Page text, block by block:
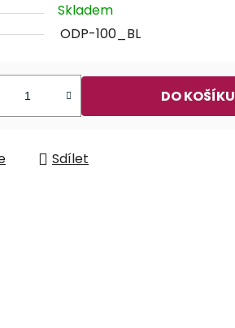
Skladem
ODP-100_BL
DO KOŠÍKU
Sdílet